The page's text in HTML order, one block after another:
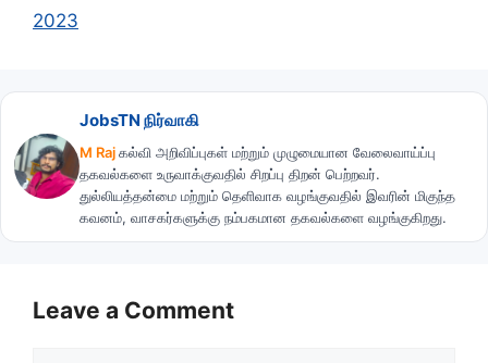
2023
JobsTN நிர்வாகி
M Rajகல்வி அறிவிப்புகள் மற்றும் முழுமையான வேலைவாய்ப்பு
தகவல்களை உருவாக்குவதில் சிறப்பு திறன் பெற்றவர்.
துல்லியத்தன்மை மற்றும் தெளிவாக வழங்குவதில் இவரின் மிகுந்த
கவனம், வாசகர்களுக்கு நம்பகமான தகவல்களை வழங்குகிறது.
Leave a Comment